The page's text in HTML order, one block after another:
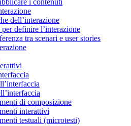
dell’interazione
definire l’interazione
tra scenari e user stories
di composizione
interattivi
testuali (microtesti)